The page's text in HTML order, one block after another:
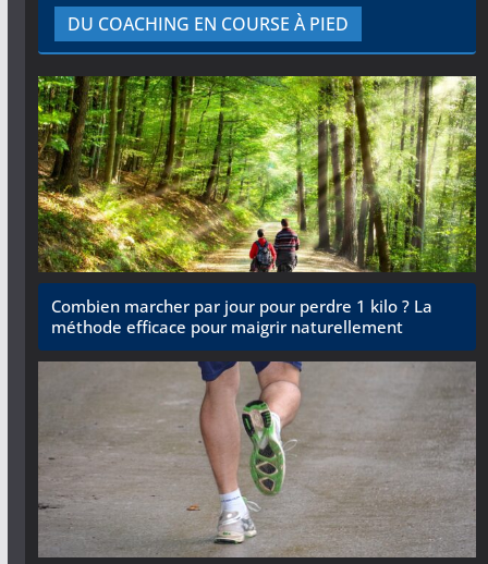
DU COACHING EN COURSE À PIED
Combien marcher par jour pour perdre 1 kilo ? La
méthode efficace pour maigrir naturellement